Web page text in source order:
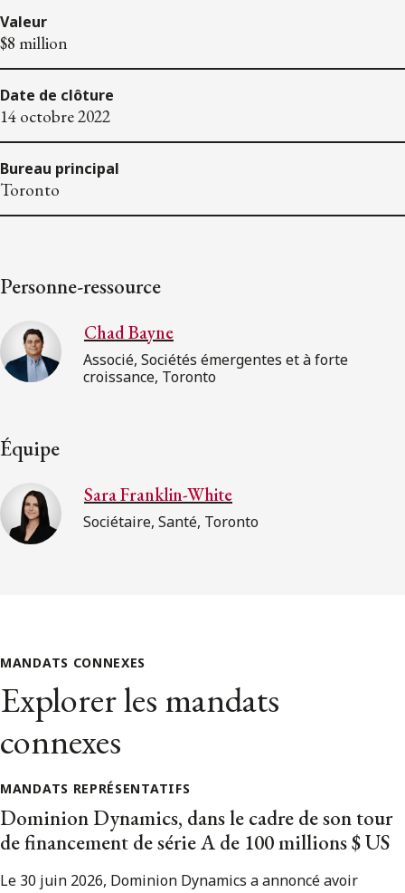
Valeur
$8 million
Date de clôture
14 octobre 2022
Bureau principal
Toronto
Personne-ressource
Chad Bayne
Associé, Sociétés émergentes et à forte
croissance, Toronto
Équipe
Sara Franklin-White
Sociétaire, Santé, Toronto
MANDATS CONNEXES
Explorer les mandats
connexes
MANDATS REPRÉSENTATIFS
Dominion Dynamics, dans le cadre de son tour
de financement de série A de 100 millions $ US
Le 30 juin 2026, Dominion Dynamics a annoncé avoir